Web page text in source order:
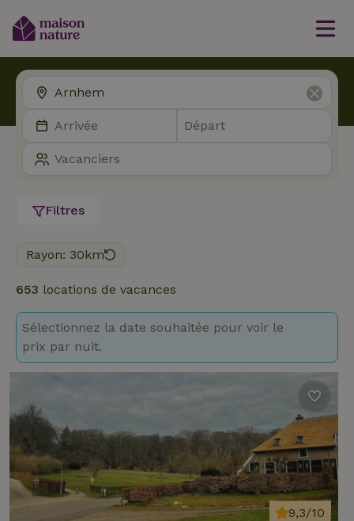
Filtres
Rayon: 30km
653 locations de vacances
Sélectionnez la date souhaitée pour voir le
prix par nuit.
9,3/10